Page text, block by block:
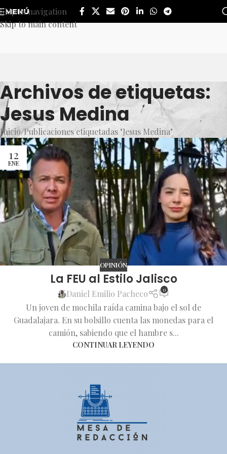
Skip to navigation
Skip to main content
MENÚ
Archivos de etiquetas:
Jesus Medina
Inicio Publicaciones etiquetadas "Jesus Medina"
12
ENE
OPINIÓN
La FEU al Estilo Jalisco
Daniel Emilio Pacheco 0
Un joven de mochila raída camina bajo el sol de
Guadalajara. En su bolsillo cuenta las monedas para el
camión, sabiendo que el hambre s...
CONTINUAR LEYENDO